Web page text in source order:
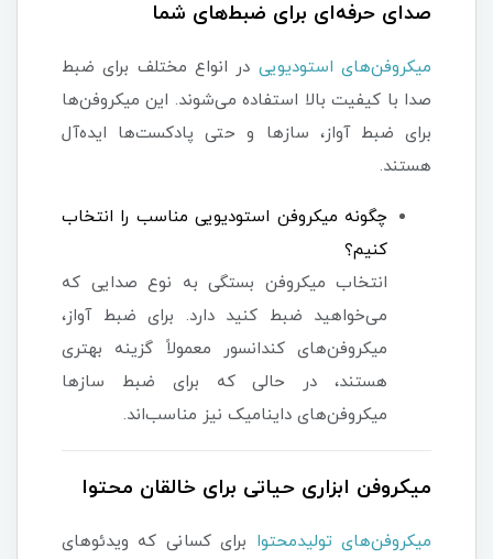
صدای حرفه‌ای برای ضبط‌های شما
میکروفن‌های استودیویی در انواع مختلف برای ضبط
صدا با کیفیت بالا استفاده می‌شوند. این میکروفن‌ها
برای ضبط آواز، سازها و حتی پادکست‌ها ایده‌آل
هستند.
چگونه میکروفن استودیویی مناسب را انتخاب
کنیم؟
انتخاب میکروفن بستگی به نوع صدایی که
می‌خواهید ضبط کنید دارد. برای ضبط آواز،
میکروفن‌های کندانسور معمولاً گزینه بهتری
هستند، در حالی که برای ضبط سازها
میکروفن‌های داینامیک نیز مناسب‌اند.
میکروفن ابزاری حیاتی برای خالقان محتوا
میکروفن‌های تولیدمحتوا برای کسانی که ویدئوهای